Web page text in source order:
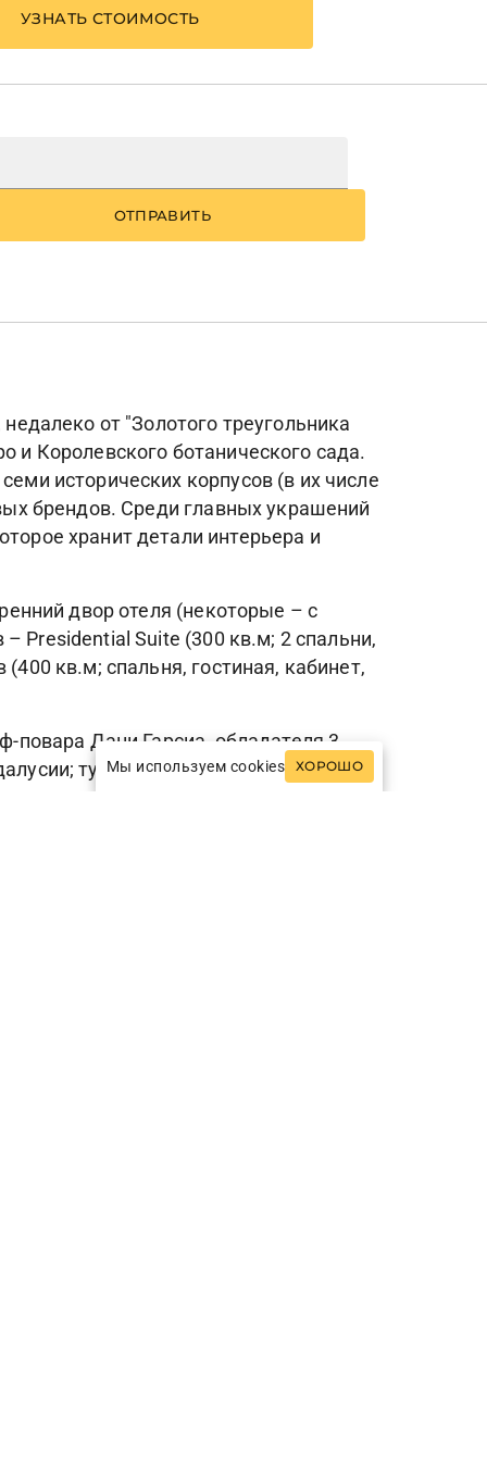
УЗНАТЬ СТОИМОСТЬ
ОТПРАВИТЬ
от "Золотого треугольника
и Королевского ботанического сада.
исторических корпусов (в их числе
брендов. Среди главных украшений
хранит детали интерьера и
двор отеля (некоторые – с
Presidential Suite (300 кв.м; 2 спальни,
кв.м; спальня, гостиная, кабинет,
повара Дани Гарсиа, обладателя 3
тут можно позавтракать,
и испанским акцентом, а
Мы используем cookies ХОРОШО